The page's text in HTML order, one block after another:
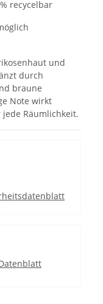
recycelbar
und
durch
braune
Note wirkt
Räumlichkeit.